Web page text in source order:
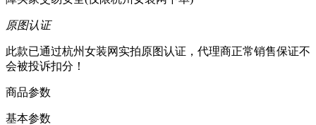
原图认证
此款已通过杭州女装网实拍原图认证，代理商正常销售保证不
会被投诉扣分！
商品参数
基本参数